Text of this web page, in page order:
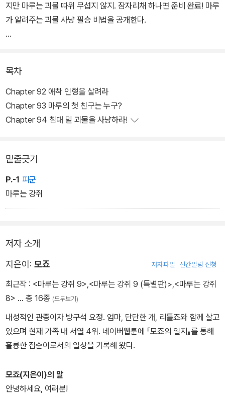
지만 마루는 괴물 따위 무섭지 않지. 잠자리채 하나면 준비 완료! 마루
가 알려주는 괴물 사냥 필승 비법을 공개한다.
지 보여주는 이웃집 외계인, 너의 정체가 궁금해!
목차
Chapter 92 애착 인형을 살려라
Chapter 93 마루의 첫 친구는 누구?
Chapter 94 침대 밑 괴물을 사냥하라!
밑줄긋기
P.-1 피군
마루는 강쥐
저자 소개
지은이: 모죠 저자파일 신간알림 신청
최근작 : <마루는 강쥐 9>,<마루는 강쥐 9 (특별판)>,<마루는 강쥐
8> … 총 16종 (모두보기)
내성적인 관종이자 방구석 요정. 엄마, 단단한 개, 리틀죠와 함께 살고
있으며 현재 가족 내 서열 4위. 네이버웹툰에 『모죠의 일지』를 통해
훌륭한 집순이로서의 일상을 기록해 왔다.
모죠(지은이)의 말
안녕하세요, 여러분!